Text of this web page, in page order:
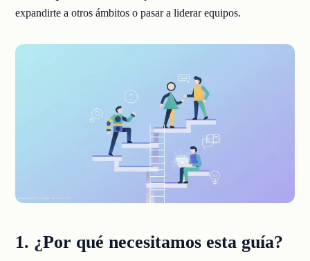
expandirte a otros ámbitos o pasar a liderar equipos.
1. ¿Por qué necesitamos esta guía?